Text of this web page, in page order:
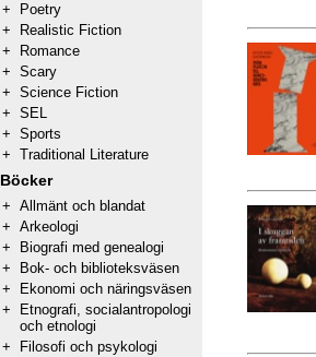
+
Poetry
+
Realistic Fiction
+
Romance
+ Scary
+ Science Fiction
+ SEL
+ Sports
+ Traditional Literature
Böcker
+ Allmänt och blandat
+ Arkeologi
+
Biografi med genealogi
+
Bok- och biblioteksväsen
+
Ekonomi och näringsväsen
+
Etnografi, socialantropologi
och etnologi
+
Filosofi och psykologi